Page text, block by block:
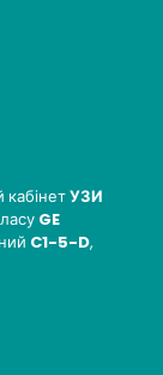
УЗИ
GE
C1-5-D,